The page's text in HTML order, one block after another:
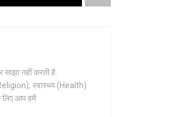
नहीं करती है.
स्वास्थ्य (Health)
लिए आप हमें